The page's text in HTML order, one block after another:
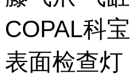
COPAL科
表面检查灯